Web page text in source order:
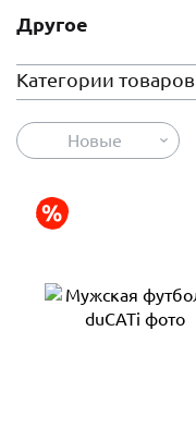
Другое
Категории товаров
Новые